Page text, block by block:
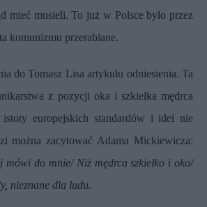
mieć musieli. To już w Polsce było przez
komunizmu przerabiane.
do Tomasz Lisa artykułu odniesienia. Ta
z pozycji oka i szkiełka mędrca
istoty europejskich standardów i idei nie
można zacytować Adama Mickiewicza:
do mnie/ Niż mędrca szkiełko i oko/
nieznane dla ludu.